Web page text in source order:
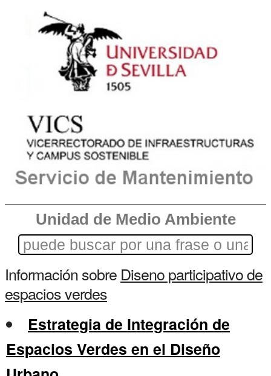
Unidad de Medio Ambiente
Información sobre Diseno participativo de
espacios verdes
Estrategia de Integración de
Espacios Verdes en el Diseño